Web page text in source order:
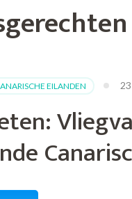
EILANDEN